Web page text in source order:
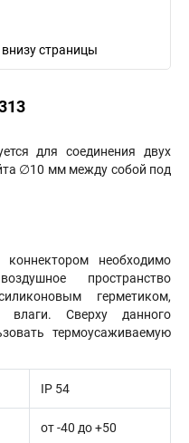
страницы
для соединения двух
∅10 мм между собой под
необходимо
пространство
герметиком,
влаги. Сверху данного
термоусаживаемую
IP 54
от -40 до +50